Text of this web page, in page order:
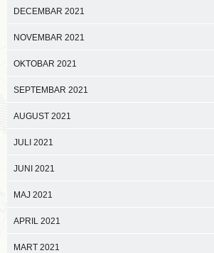
DECEMBAR 2021
NOVEMBAR 2021
OKTOBAR 2021
SEPTEMBAR 2021
AUGUST 2021
JULI 2021
JUNI 2021
MAJ 2021
APRIL 2021
MART 2021